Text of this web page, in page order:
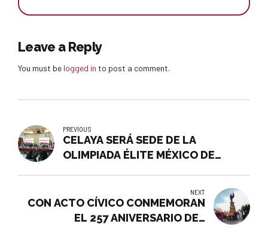
Leave a Reply
You must be logged in to post a comment.
PREVIOUS
CELAYA SERÁ SEDE DE LA
OLIMPIADA ÉLITE MÉXICO DE
NEXT
CON ACTO CÍVICO CONMEMORAN
EL 257 ANIVERSARIO DEL